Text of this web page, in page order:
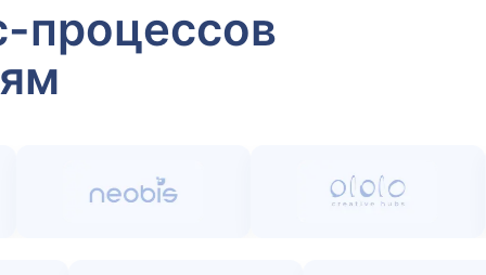
процессов